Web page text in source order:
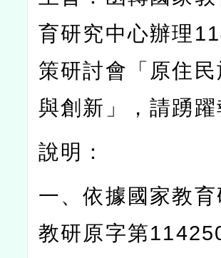
育研究中心辦理
策研討會「原住
與創新」，請踴
說明：
一、依據國家教育
教研原字第